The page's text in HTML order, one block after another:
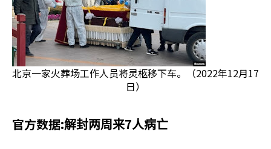
北京一家火葬场工作人员将灵柩移下车。（2022年12月17
日）
官方数据:解封两周来7人病亡